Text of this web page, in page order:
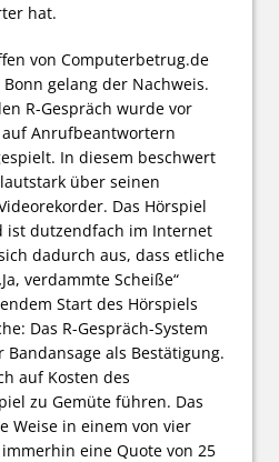
hat.
von Computerbetrug.de
gelang der Nachweis.
R-Gespräch wurde vor
auf Anrufbeantwortern
In diesem beschwert
über seinen
Das Hörspiel
ist dutzendfach im Internet
dadurch aus, dass etliche
verdammte Scheiße“
Start des Hörspiels
Das R-Gespräch-System
Bandansage als Bestätigung.
auf Kosten des
zu Gemüte führen. Das
Weise in einem von vier
eine Quote von 25